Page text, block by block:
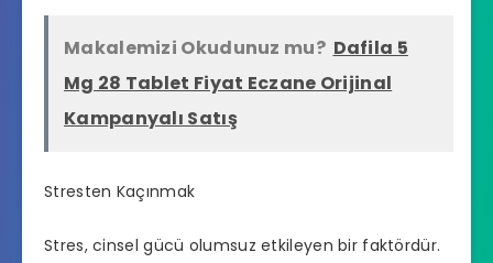
Makalemizi Okudunuz mu? Dafila 5
Mg 28 Tablet Fiyat Eczane Orijinal
Kampanyalı Satış
Stresten Kaçınmak
Stres, cinsel gücü olumsuz etkileyen bir faktördür.